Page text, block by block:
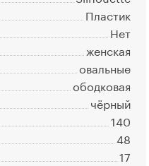
Пластик
Нет
женская
овальные
ободковая
чёрный
140
48
17